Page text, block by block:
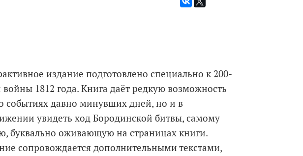
издание подготовлено специально к 200-
1812 года. Книга даёт редкую возможность
событиях давно минувших дней, но и в
увидеть ход Бородинской битвы, самому
буквально оживающую на страницах книги.
сопровождается дополнительными текстами,